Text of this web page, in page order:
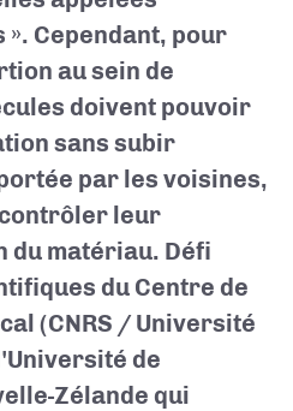
». Cependant, pour
au sein de
doivent pouvoir
sans subir
par les voisines,
leur
du matériau. Défi
du Centre de
(CNRS / Université
de
Zélande qui